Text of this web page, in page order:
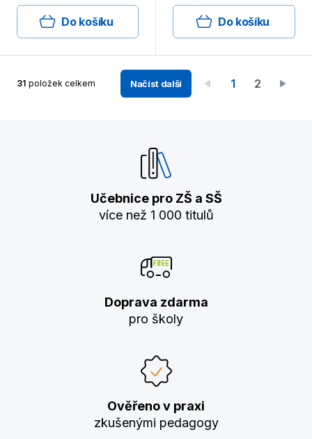
Do košíku Do košíku
31 položek celkem Načíst další 1 2
Učebnice pro ZŠ a SŠ
více než 1 000 titulů
Doprava zdarma
pro školy
Ověřeno v praxi
zkušenými pedagogy